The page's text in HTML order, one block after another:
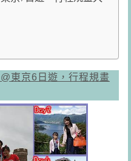
東京6日遊，行程規畫